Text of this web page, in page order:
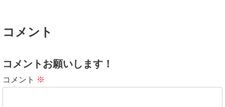
コメント
コメントお願いします！
コメント ※